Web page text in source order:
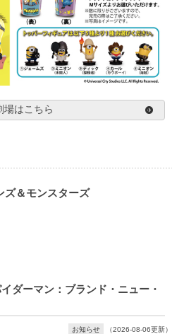
場はこちら
ズ＆モンスターズ
ダーマン：ブランド・ニュー・
お知らせ （2026-08-06更新）